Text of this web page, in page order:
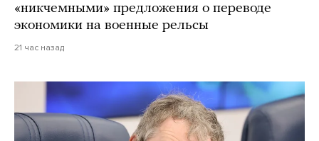
«никчемными» предложения о переводе
экономики на военные рельсы
21 час назад